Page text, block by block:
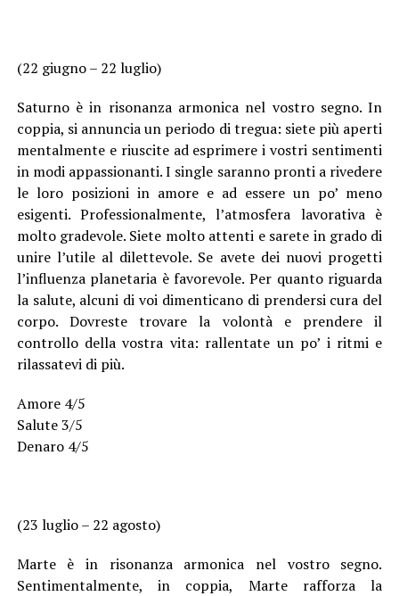
(22 giugno – 22 luglio)
Saturno è in risonanza armonica nel vostro segno. In
coppia, si annuncia un periodo di tregua: siete più aperti
mentalmente e riuscite ad esprimere i vostri sentimenti
in modi appassionanti. I single saranno pronti a rivedere
le loro posizioni in amore e ad essere un po’ meno
esigenti. Professionalmente, l’atmosfera lavorativa è
molto gradevole. Siete molto attenti e sarete in grado di
unire l’utile al dilettevole. Se avete dei nuovi progetti
l’influenza planetaria è favorevole. Per quanto riguarda
la salute, alcuni di voi dimenticano di prendersi cura del
corpo. Dovreste trovare la volontà e prendere il
controllo della vostra vita: rallentate un po’ i ritmi e
rilassatevi di più.
Amore 4/5
Salute 3/5
Denaro 4/5
(23 luglio – 22 agosto)
Marte è in risonanza armonica nel vostro segno.
Sentimentalmente, in coppia, Marte rafforza la